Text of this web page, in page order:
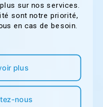
sur nos services.
sont notre priorité,
en cas de besoin.
plus
nous